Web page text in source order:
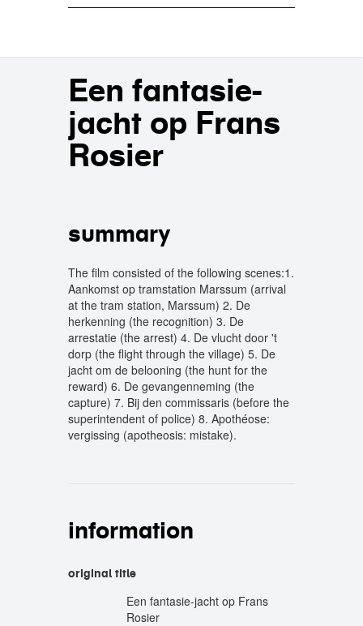
Een fantasie-
jacht op Frans
Rosier
summary
The film consisted of the following scenes:1.
Aankomst op tramstation Marssum (arrival
at the tram station, Marssum) 2. De
herkenning (the recognition) 3. De
arrestatie (the arrest) 4. De vlucht door 't
dorp (the flight through the village) 5. De
jacht om de belooning (the hunt for the
reward) 6. De gevangenneming (the
capture) 7. Bij den commissaris (before the
superintendent of police) 8. Apothéose:
vergissing (apotheosis: mistake).
information
original title
Een fantasie-jacht op Frans
Rosier